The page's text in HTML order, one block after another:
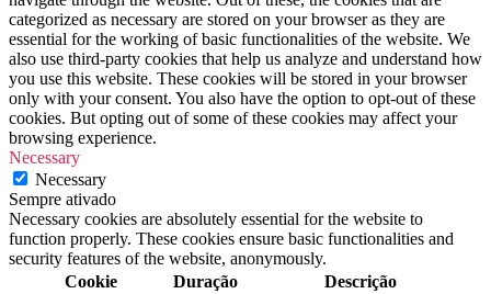
categorized as necessary are stored on your browser as they are
essential for the working of basic functionalities of the website. We
also use third-party cookies that help us analyze and understand how
you use this website. These cookies will be stored in your browser
only with your consent. You also have the option to opt-out of these
cookies. But opting out of some of these cookies may affect your
browsing experience.
Necessary
Necessary
Sempre ativado
Necessary cookies are absolutely essential for the website to
function properly. These cookies ensure basic functionalities and
security features of the website, anonymously.
Cookie
Duração Descrição